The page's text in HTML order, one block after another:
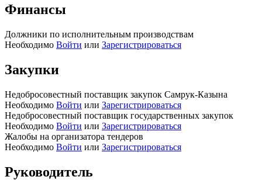
Финансы
Должники по исполнительным производствам
Необходимо Войти или Зарегистрироваться
Закупки
Недобросовестный поставщик закупок Самрук-Казына
Необходимо Войти или Зарегистрироваться
Недобросовестный поставщик государственных закупок
Необходимо Войти или Зарегистрироваться
Жалобы на организатора тендеров
Необходимо Войти или Зарегистрироваться
Руководитель